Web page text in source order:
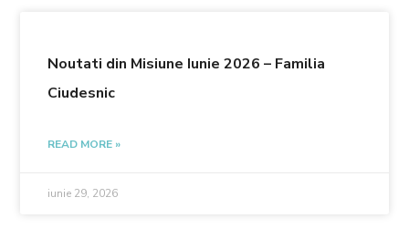
Noutati din Misiune Iunie 2026 – Familia
Ciudesnic
READ MORE »
iunie 29, 2026